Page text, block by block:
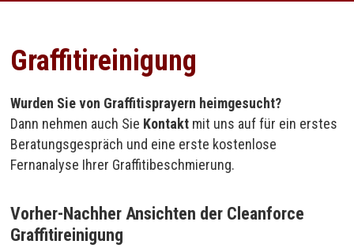
Graffitireinigung
Wurden Sie von Graffitisprayern heimgesucht?
Dann nehmen auch Sie Kontakt mit uns auf für ein erstes
Beratungsgespräch und eine erste kostenlose
Fernanalyse Ihrer Graffitibeschmierung.
Vorher-Nachher Ansichten der Cleanforce
Graffitireinigung